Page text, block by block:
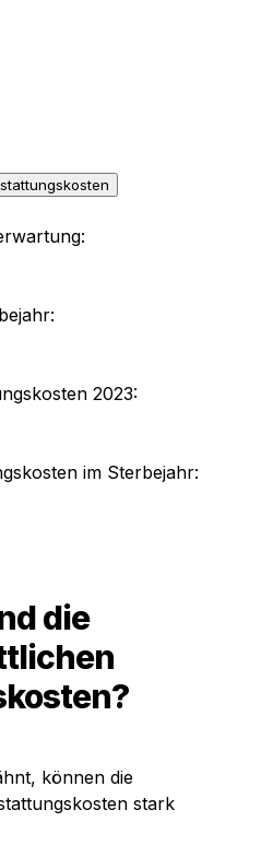
2023:
im Sterbejahr:
die
?
können die
stark